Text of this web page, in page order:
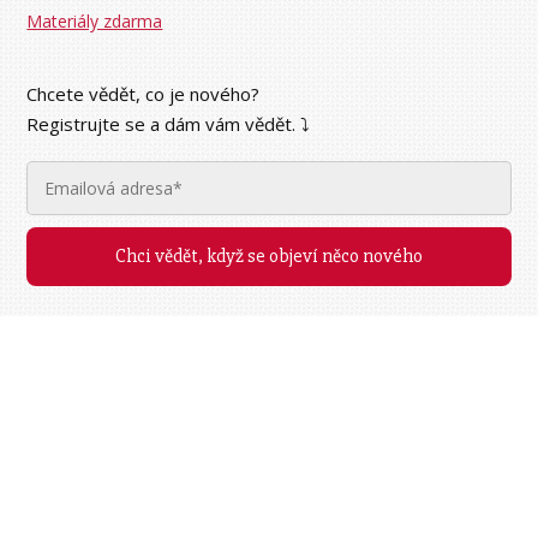
Materiály zdarma
Chcete vědět, co je nového?
Registrujte se a dám vám vědět. ⤵︎
Chci vědět, když se objeví něco nového